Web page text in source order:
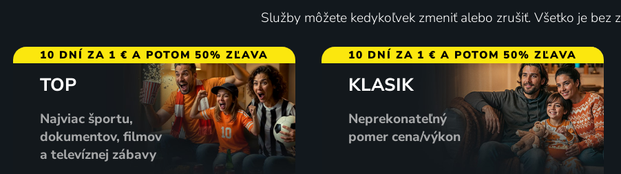
Služby môžete kedykoľvek zmeniť alebo zrušiť. Všetko je bez
10 DNÍ ZA 1 € A POTOM 50% ZĽAVA
TOP
Najviac športu,
dokumentov, filmov
a televíznej zábavy
10 DNÍ ZA 1 € A POTOM 50% ZĽAVA
KLASIK
Neprekonateľný
pomer cena/výkon